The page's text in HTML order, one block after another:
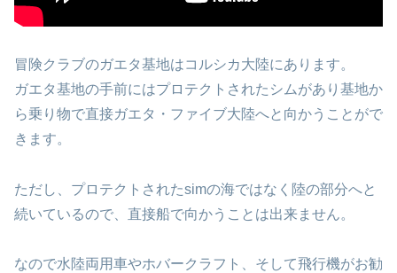
冒険クラブのガエタ基地はコルシカ大陸にあります。
ガエタ基地の手前にはプロテクトされたシムがあり基地か
ら乗り物で直接ガエタ・ファイブ大陸へと向かうことがで
きます。
ただし、プロテクトされたsimの海ではなく陸の部分へと
続いているので、直接船で向かうことは出来ません。
なので水陸両用車やホバークラフト、そして飛行機がお勧